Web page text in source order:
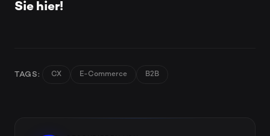
Sie hier!
TAGS: CX E-Commerce B2B